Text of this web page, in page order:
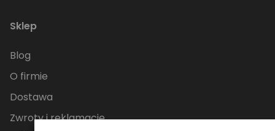
Sklep
Blog
O firmie
Dostawa
Zwroty i reklamacje